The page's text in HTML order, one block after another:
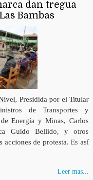
dan tregua
Bambas
Presidida por el Titular
de Transportes y
Energía y Minas, Carlos
Guido Bellido, y otros
de protesta. Es así
Leer mas...